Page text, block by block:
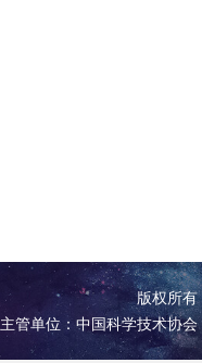
版权所
主管单位：中国科学技术协